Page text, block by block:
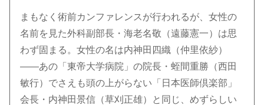
まもなく術前カンファレンスが行われるが、女性の
名前を見た外科副部長・海老名敬（遠藤憲一）は思
わず固まる。女性の名は内神田四織（仲里依紗）
――あの「東帝大学病院」の院長・蛭間重勝（西田
敏行）でさえも頭の上がらない「日本医師倶楽部」
会長・内神田景信（草刈正雄）と同じ、めずらしい